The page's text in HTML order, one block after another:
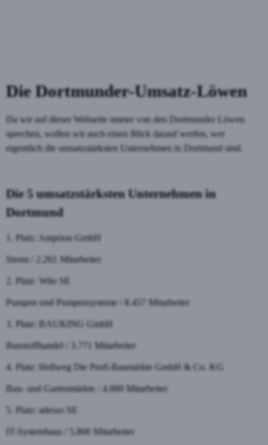
Die Dortmunder-Umsatz-Löwen
Da wir auf dieser Webseite immer von den Dortmunder Löwen
sprechen, wollen wir auch einen Blick darauf werfen, wer
eigentlich die umsatzstärksten Unternehmen in Dortmund sind.
Die 5 umsatzstärksten Unternehmen in
Dortmund
1. Platz: Amprion GmbH
Strom / 2.261 Mitarbeiter
2. Platz: Wilo SE
Pumpen und Pumpensysteme / 8.457 Mitarbeiter
3. Platz: BAUKING GmbH
Baustoffhandel / 3.771 Mitarbeiter
4. Platz: Hellweg Die Profi-Baumärkte GmbH & Co. KG
Bau- und Gartenmärkte / 4.000 Mitarbeiter
5. Platz: adesso SE
IT-Systemhaus / 5.800 Mitarbeiter